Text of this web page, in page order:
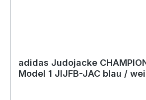
adidas Judojacke
Model 1 JIJFB-JAC blau /